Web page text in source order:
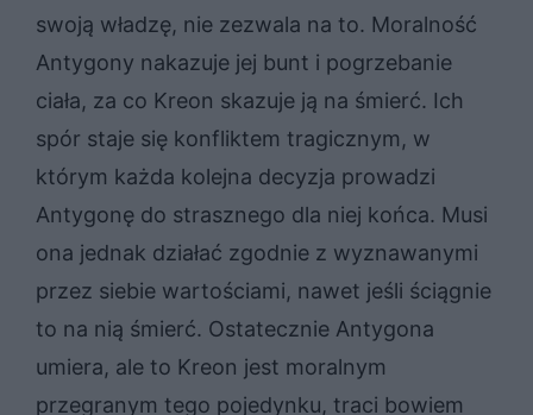
swoją władzę, nie zezwala na to. Moralność
Antygony nakazuje jej bunt i pogrzebanie
ciała, za co Kreon skazuje ją na śmierć. Ich
spór staje się konfliktem tragicznym, w
którym każda kolejna decyzja prowadzi
Antygonę do strasznego dla niej końca. Musi
ona jednak działać zgodnie z wyznawanymi
przez siebie wartościami, nawet jeśli ściągnie
to na nią śmierć. Ostatecznie Antygona
umiera, ale to Kreon jest moralnym
przegranym tego pojedynku, traci bowiem